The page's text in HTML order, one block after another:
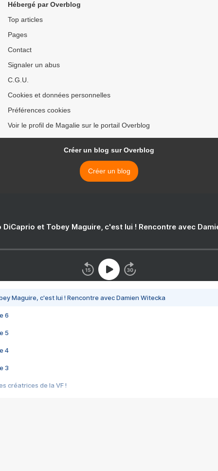
Hébergé par Overblog
Top articles
Pages
Contact
Signaler un abus
C.G.U.
Cookies et données personnelles
Préférences cookies
Voir le profil de Magalie sur le portail Overblog
Créer un blog sur Overblog
Créer un blog
DiCaprio et Tobey Maguire, c'est lui ! Rencontre avec
Maguire, c'est lui ! Rencontre avec Damien Witecka
6
5
4
3
créatrices de la VF !